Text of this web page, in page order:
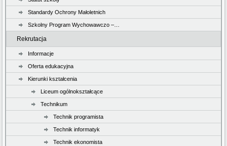
Standardy Ochrony Małoletnich
Szkolny Program Wychowawczo –…
Rekrutacja
Informacje
Oferta edukacyjna
Kierunki kształcenia
Liceum ogólnokształcące
Technikum
Technik programista
Technik informatyk
Technik ekonomista